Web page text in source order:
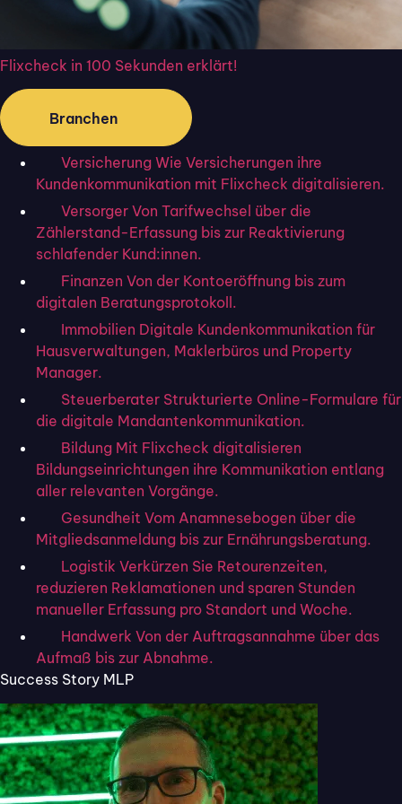
Flixcheck in 100 Sekunden erklärt!
Branchen
Versicherung Wie Versicherungen ihre
Kundenkommunikation mit Flixcheck digitalisieren.
Versorger Von Tarifwechsel über die
Zählerstand-Erfassung bis zur Reaktivierung
schlafender Kund:innen.
Finanzen Von der Kontoeröffnung bis zum
digitalen Beratungsprotokoll.
Immobilien Digitale Kundenkommunikation für
Hausverwaltungen, Maklerbüros und Property
Manager.
Steuerberater Strukturierte Online-Formulare für
die digitale Mandantenkommunikation.
Bildung Mit Flixcheck digitalisieren
Bildungseinrichtungen ihre Kommunikation entlang
aller relevanten Vorgänge.
Gesundheit Vom Anamnesebogen über die
Mitgliedsanmeldung bis zur Ernährungsberatung.
Logistik Verkürzen Sie Retourenzeiten,
reduzieren Reklamationen und sparen Stunden
manueller Erfassung pro Standort und Woche.
Handwerk Von der Auftragsannahme über das
Aufmaß bis zur Abnahme.
Success Story MLP
Zusammenhang mit Excel nur sicher, wenn das zu
unterzeichnende Dokumentzuvor in ein PDF-
Dokument umgewandelt wird
die Unterschrift nachträglich von Dritten
bearbeitet, verändert oder leicht kopiert werden.
Nachdem dieExcel- in eine PDF-Datei
umgewandeltworden ist, kann sie mittels des
unterschrieben werden. Alternativ ist es auch hier
möglich, eine als Bilddatei gespeicherte
Unterschrift in das PDF-Dokument einzusetzen.
Die einfache und sichere
Variante mit Flixcheck
digitale Unterschriften rechtsgültig
sicher verwenden möchte, muss auf PDF-
Dokumente statt auf Excel- oder Word-Dateien
setzen. Anders als die übrigen Formate sind PDF-
Dokumente nämlich nach dem Unterzeichnen nicht
mehr durch Dritte veränderbar. Das macht sie
deutlich sicherer.
Lesenswert:Word-Dokument unterschreiben: so
klappt‘s
Allerdings ist der Weg über das Erstellen einer
Excel-Datei und ihre nachträgliche Umwandlung
in dein PDF-Dokument mühsam. Zum Glück gibt es
jedocheine einfachere Lösung:
Digital unterschreiben: So einfach
geht´s: